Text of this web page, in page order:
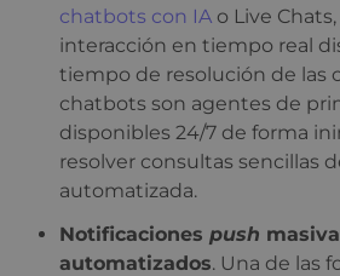
chatbots con IA o Live
interacción en tiempo real
tiempo de resolución de las
chatbots son agentes de
disponibles 24/7 de forma
resolver consultas sencillas
automatizada.
Notificaciones push
automatizados. Una de las